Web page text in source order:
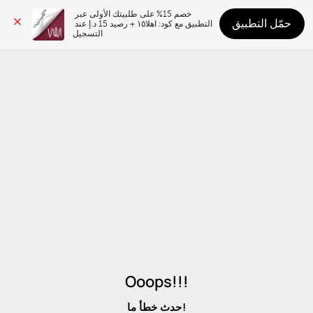
التسجيل
حمّل التطبيق
Ooops!!!
حدث خطأ ما!